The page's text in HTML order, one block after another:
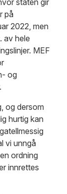
staten gir
på
2022, men
av hele
MEF
og
og dersom
hurtig kan
vi unngå
ordning
innrettes